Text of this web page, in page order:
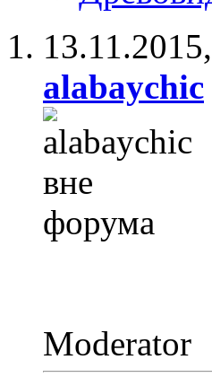
13.11.2015,
alabaychic
Moderator